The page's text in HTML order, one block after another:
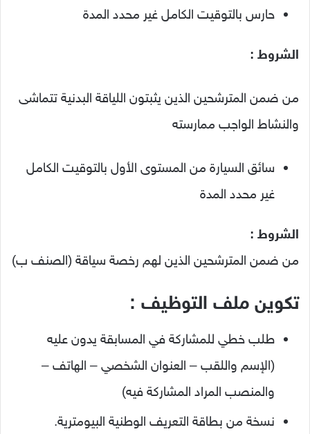
حارس بالتوقيت الكامل غير محدد المدة
الشروط :
من ضمن المترشحين الذين يثبتون اللياقة البدنية تتماشى
والنشاط الواجب ممارسته
سائق السيارة من المستوى الأول بالتوقيت الكامل
غير محدد المدة
الشروط :
من ضمن المترشحين الذين لهم رخصة سياقة (الصنف ب)
تكوين ملف التوظيف :
طلب خطي للمشاركة في المسابقة يدون عليه
(الإسم واللقب – العنوان الشخصي – الهاتف –
والمنصب المراد المشاركة فيه)
نسخة من بطاقة التعريف الوطنية البيومترية.